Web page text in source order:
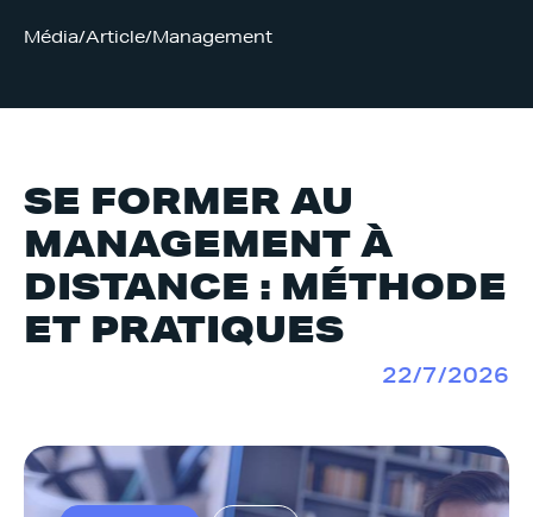
Média/Article/Management
SE FORMER AU
MANAGEMENT À
DISTANCE : MÉTHODE
ET PRATIQUES
22/7/2026